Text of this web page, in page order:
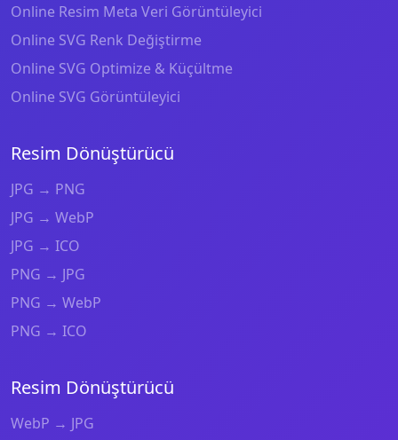
Online Resim Meta Veri Görüntüleyici
Online SVG Renk Değiştirme
Online SVG Optimize & Küçültme
Online SVG Görüntüleyici
Resim Dönüştürücü
JPG → PNG
JPG → WebP
JPG → ICO
PNG → JPG
PNG → WebP
PNG → ICO
Resim Dönüştürücü
WebP → JPG